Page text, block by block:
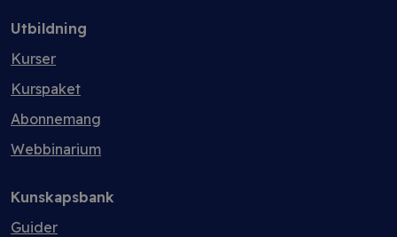
Utbildning
Kurser
Kurspaket
Abonnemang
Webbinarium
Kunskapsbank
Guider